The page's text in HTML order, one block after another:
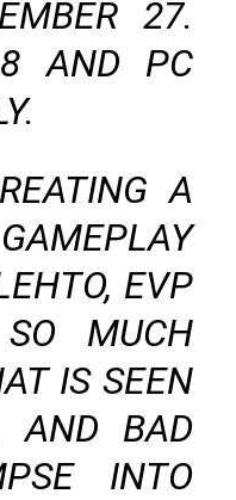
27.
8 AND PC
A
EVP
MUCH
IS SEEN
AND BAD
INTO